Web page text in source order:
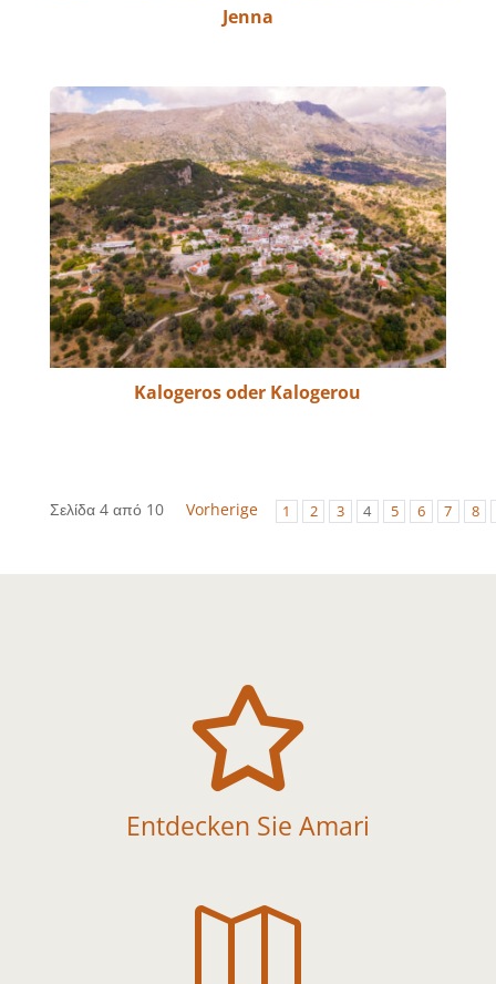
Jenna
Kalogeros oder Kalogerou
Σελίδα 4 από 10 Vorherige 1 2 3 4 5 6 7 8

Entdecken Sie Amari
